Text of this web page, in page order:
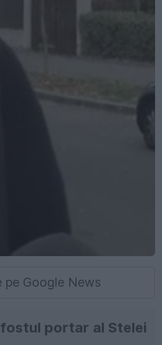
pe Google News
portar al Stelei